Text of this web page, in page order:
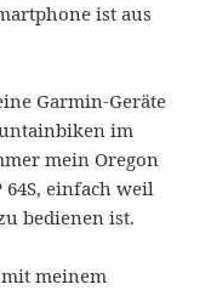
ist aus
Garmin-Geräte
im
mein Oregon
64S, einfach weil
bedienen ist.
meinem